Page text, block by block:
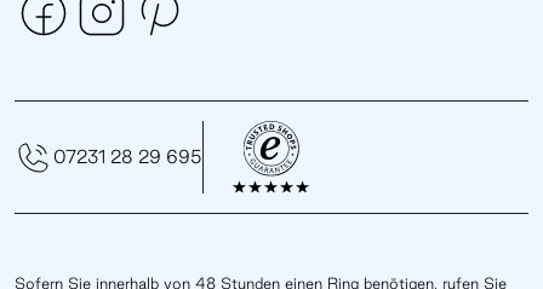
Sofern Sie innerhalb von 48 Stunden einen Ring benötigen, rufen Sie
07231 28 29 695